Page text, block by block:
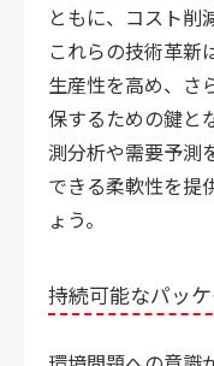
ともに、コスト削
これらの技術革新
生産性を高め、さ
保するための鍵と
測分析や需要予測
できる柔軟性を提
ょう。
持続可能なパッ